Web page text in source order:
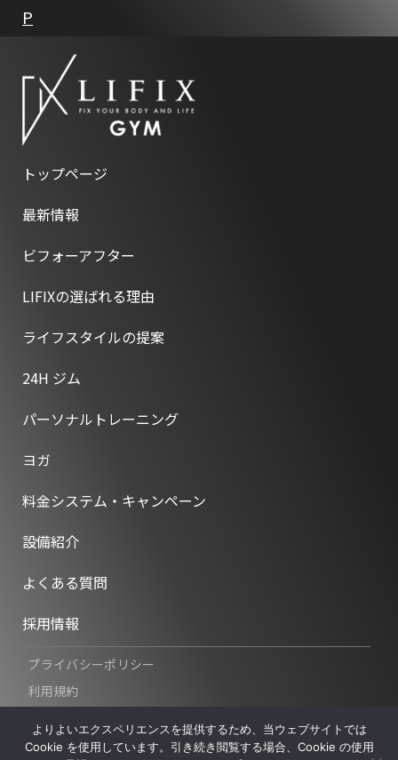
P
トップページ
最新情報
ビフォーアフター
LIFIXの選ばれる理由
ライフスタイルの提案
24H ジム
パーソナルトレーニング
ヨガ
料金システム・キャンペーン
設備紹介
よくある質問
採用情報
©︎2024 LIFIX. All Rights Reserved.
プライバシーポリシー
利用規約
よりよいエクスペリエンスを提供するため、当ウェブサイトでは
Cookie を使用しています。引き続き閲覧する場合、Cookie の使用